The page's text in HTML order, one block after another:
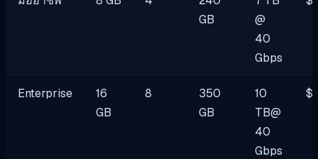
GB
@
40
Gbps
Enterprise
16
GB
8
350
GB
10
TB@
40
Gbps